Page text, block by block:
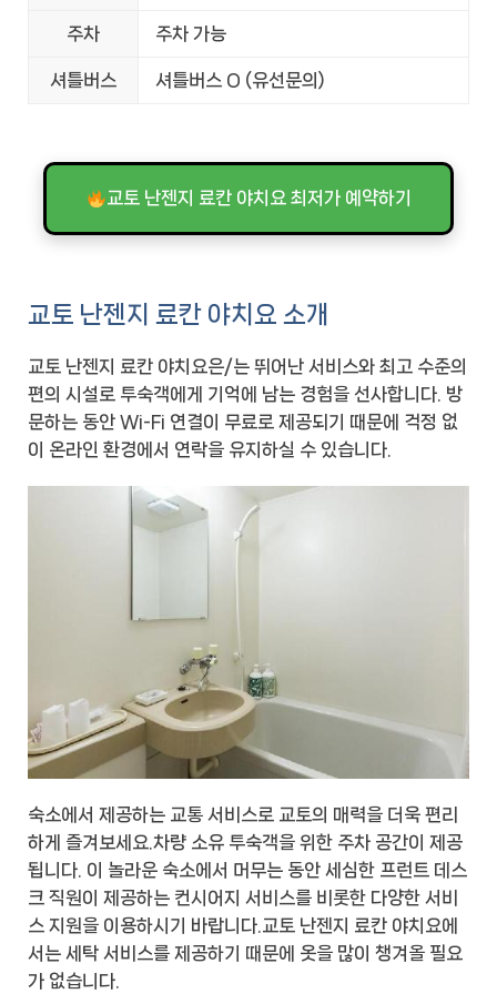
주차 주차 가능
셔틀버스 셔틀버스 O (유선문의)
교토 난젠지 료칸 야치요 최저가 예약하기
교토 난젠지 료칸 야치요 소개
교토 난젠지 료칸 야치요은/는 뛰어난 서비스와 최고 수준의
편의 시설로 투숙객에게 기억에 남는 경험을 선사합니다. 방
문하는 동안 Wi-Fi 연결이 무료로 제공되기 때문에 걱정 없
이 온라인 환경에서 연락을 유지하실 수 있습니다.
숙소에서 제공하는 교통 서비스로 교토의 매력을 더욱 편리
하게 즐겨보세요.차량 소유 투숙객을 위한 주차 공간이 제공
됩니다. 이 놀라운 숙소에서 머무는 동안 세심한 프런트 데스
크 직원이 제공하는 컨시어지 서비스를 비롯한 다양한 서비
스 지원을 이용하시기 바랍니다.교토 난젠지 료칸 야치요에
서는 세탁 서비스를 제공하기 때문에 옷을 많이 챙겨올 필요
가 없습니다.